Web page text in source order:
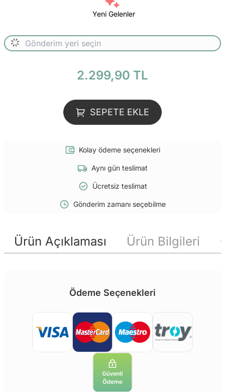
Yeni Gelenler
2.299,90 TL
SEPETE EKLE
Kolay ödeme seçenekleri
Aynı gün teslimat
Ücretsiz teslimat
Gönderim zamanı seçebilme
Ürün Açıklaması Ürün Bilgileri
Ödeme Seçenekleri